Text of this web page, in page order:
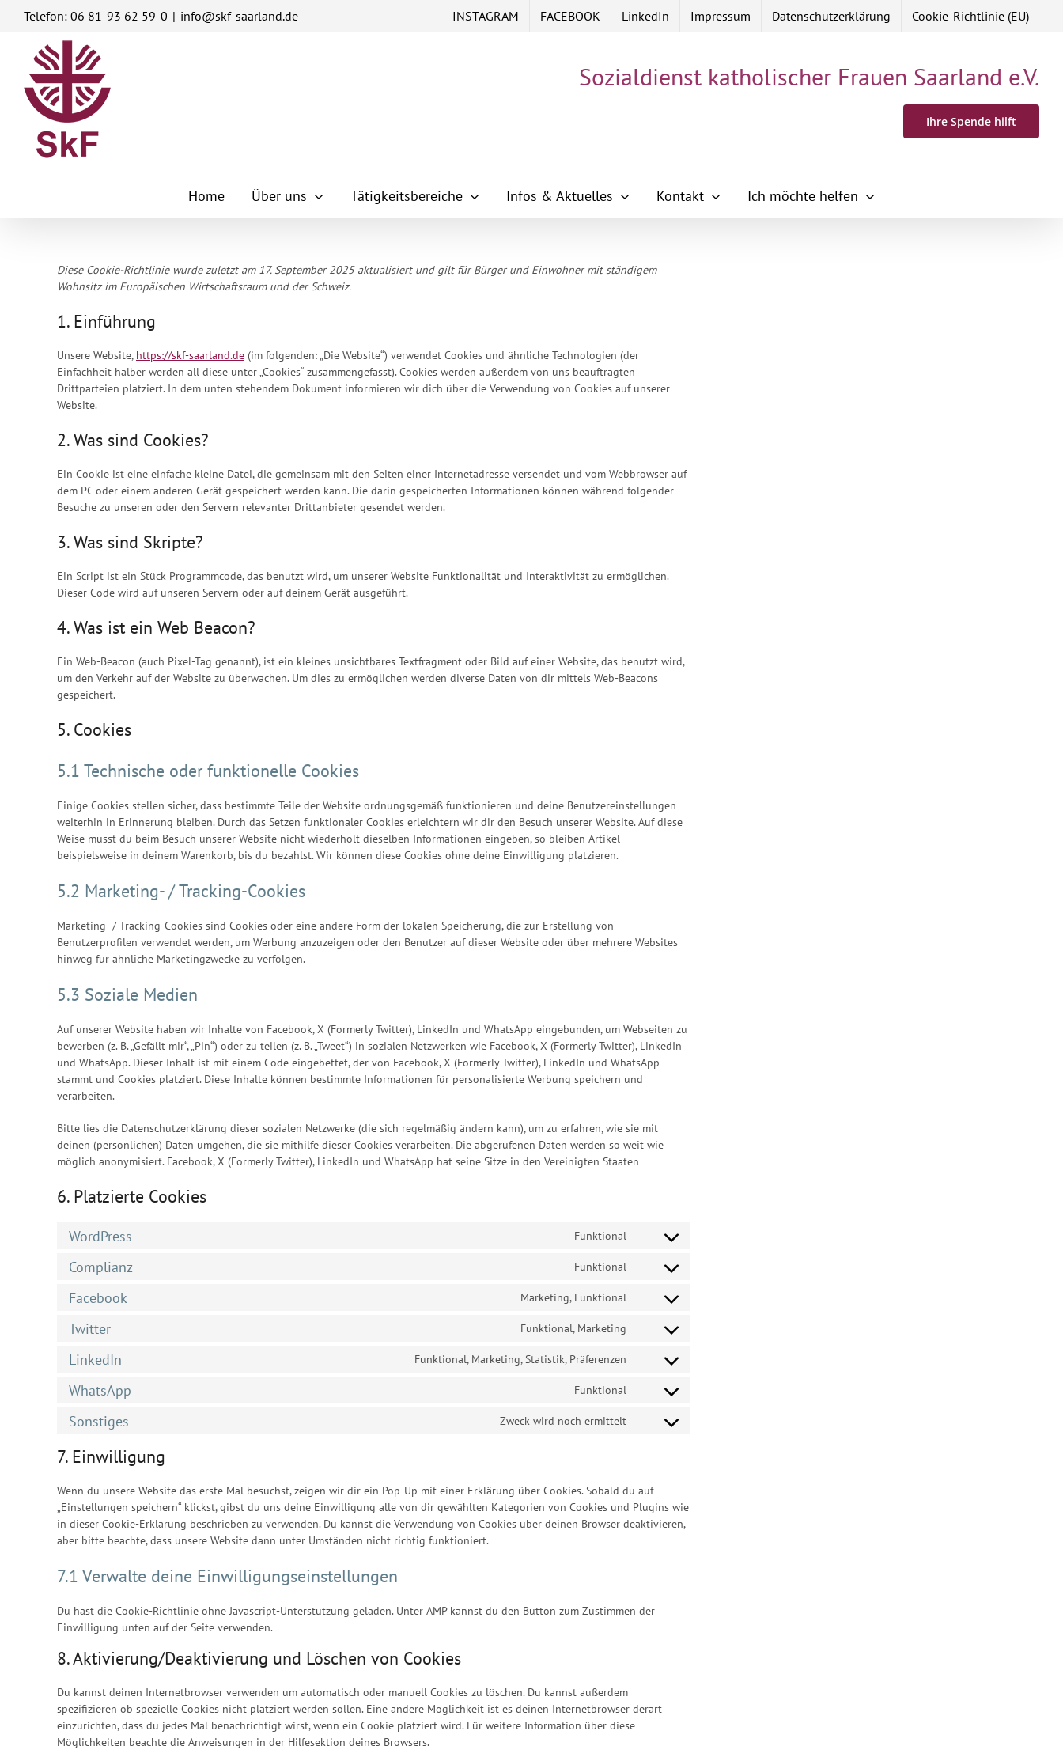
springen
Telefon: 06 81-93 62 59-0 | info@skf-saarland.de INSTAGRAM FACEBOOK LinkedIn Impressum Datenschutzerklärung Cookie-Richtlinie (EU)
Sozialdienst katholischer Frauen Saarland e.V.
Ihre Spende hilft
Home Über uns Tätigkeitsbereiche Infos & Aktuelles Kontakt Ich möchte helfen
Diese Cookie-Richtlinie wurde zuletzt am 17. September 2025 aktualisiert und gilt für Bürger und Einwohner mit ständigem
Wohnsitz im Europäischen Wirtschaftsraum und der Schweiz.
1. Einführung
Unsere Website, https://skf-saarland.de (im folgenden: „Die Website“) verwendet Cookies und ähnliche Technologien (der
Einfachheit halber werden all diese unter „Cookies“ zusammengefasst). Cookies werden außerdem von uns beauftragten
Drittparteien platziert. In dem unten stehendem Dokument informieren wir dich über die Verwendung von Cookies auf unserer
Website.
2. Was sind Cookies?
Ein Cookie ist eine einfache kleine Datei, die gemeinsam mit den Seiten einer Internetadresse versendet und vom Webbrowser auf
dem PC oder einem anderen Gerät gespeichert werden kann. Die darin gespeicherten Informationen können während folgender
Besuche zu unseren oder den Servern relevanter Drittanbieter gesendet werden.
3. Was sind Skripte?
Ein Script ist ein Stück Programmcode, das benutzt wird, um unserer Website Funktionalität und Interaktivität zu ermöglichen.
Dieser Code wird auf unseren Servern oder auf deinem Gerät ausgeführt.
4. Was ist ein Web Beacon?
Ein Web-Beacon (auch Pixel-Tag genannt), ist ein kleines unsichtbares Textfragment oder Bild auf einer Website, das benutzt wird,
um den Verkehr auf der Website zu überwachen. Um dies zu ermöglichen werden diverse Daten von dir mittels Web-Beacons
gespeichert.
5. Cookies
5.1 Technische oder funktionelle Cookies
Einige Cookies stellen sicher, dass bestimmte Teile der Website ordnungsgemäß funktionieren und deine Benutzereinstellungen
weiterhin in Erinnerung bleiben. Durch das Setzen funktionaler Cookies erleichtern wir dir den Besuch unserer Website. Auf diese
Weise musst du beim Besuch unserer Website nicht wiederholt dieselben Informationen eingeben, so bleiben Artikel
beispielsweise in deinem Warenkorb, bis du bezahlst. Wir können diese Cookies ohne deine Einwilligung platzieren.
5.2 Marketing- / Tracking-Cookies
Marketing- / Tracking-Cookies sind Cookies oder eine andere Form der lokalen Speicherung, die zur Erstellung von
Benutzerprofilen verwendet werden, um Werbung anzuzeigen oder den Benutzer auf dieser Website oder über mehrere Websites
hinweg für ähnliche Marketingzwecke zu verfolgen.
5.3 Soziale Medien
Auf unserer Website haben wir Inhalte von Facebook, X (Formerly Twitter), LinkedIn und WhatsApp eingebunden, um Webseiten zu
bewerben (z. B. „Gefällt mir“, „Pin“) oder zu teilen (z. B. „Tweet“) in sozialen Netzwerken wie Facebook, X (Formerly Twitter), LinkedIn
und WhatsApp. Dieser Inhalt ist mit einem Code eingebettet, der von Facebook, X (Formerly Twitter), LinkedIn und WhatsApp
stammt und Cookies platziert. Diese Inhalte können bestimmte Informationen für personalisierte Werbung speichern und
verarbeiten.
Bitte lies die Datenschutzerklärung dieser sozialen Netzwerke (die sich regelmäßig ändern kann), um zu erfahren, wie sie mit
deinen (persönlichen) Daten umgehen, die sie mithilfe dieser Cookies verarbeiten. Die abgerufenen Daten werden so weit wie
möglich anonymisiert. Facebook, X (Formerly Twitter), LinkedIn und WhatsApp hat seine Sitze in den Vereinigten Staaten
6. Platzierte Cookies
WordPress Funktional
Consent
service
wordpress
Complianz Funktional
Consent
service
complianz
Facebook Marketing, Funktional
Consent
service
facebook
Twitter Funktional, Marketing
Consent
service
twitter
LinkedIn Funktional, Marketing, Statistik, Präferenzen
Consent
service
linkedin
WhatsApp Funktional
Consent
service
Sonstiges Zweck wird noch ermittelt
Consent
7. Einwilligung
Wenn du unsere Website das erste Mal besuchst, zeigen wir dir ein Pop-Up mit einer Erklärung über Cookies. Sobald du auf
„Einstellungen speichern“ klickst, gibst du uns deine Einwilligung alle von dir gewählten Kategorien von Cookies und Plugins wie
in dieser Cookie-Erklärung beschrieben zu verwenden. Du kannst die Verwendung von Cookies über deinen Browser deaktivieren,
aber bitte beachte, dass unsere Website dann unter Umständen nicht richtig funktioniert.
7.1 Verwalte deine Einwilligungseinstellungen
Du hast die Cookie-Richtlinie ohne Javascript-Unterstützung geladen. Unter AMP kannst du den Button zum Zustimmen der
Einwilligung unten auf der Seite verwenden.
8. Aktivierung/Deaktivierung und Löschen von Cookies
Du kannst deinen Internetbrowser verwenden um automatisch oder manuell Cookies zu löschen. Du kannst außerdem
spezifizieren ob spezielle Cookies nicht platziert werden sollen. Eine andere Möglichkeit ist es deinen Internetbrowser derart
einzurichten, dass du jedes Mal benachrichtigt wirst, wenn ein Cookie platziert wird. Für weitere Information über diese
Möglichkeiten beachte die Anweisungen in der Hilfesektion deines Browsers.